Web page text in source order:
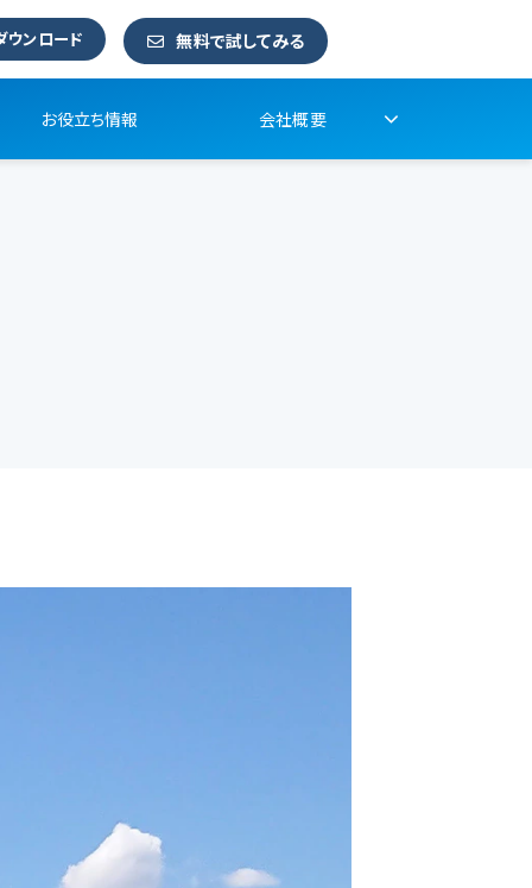
ウンロード 無料で試してみる
お役立ち情報 会社概要